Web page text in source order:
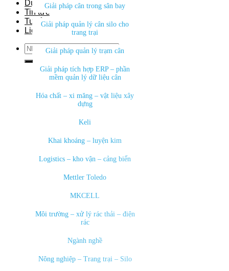
Dự án
Tin tức
Tuyển dụng
Liên hệ
Search
for:
Giải pháp cân trong sân bay
Giải pháp quản lý cân silo cho
trang trại
Giải pháp quản lý trạm cân
Giải pháp tích hợp ERP – phần
mềm quản lý dữ liệu cân
Hóa chất – xi măng – vật liệu xây
dựng
Keli
Khai khoáng – luyện kim
Logistics – kho vận – cảng biển
Mettler Toledo
MKCELL
Môi trường – xử lý rác thải – điện
rác
Ngành nghề
Nông nghiệp – Trang trại – Silo